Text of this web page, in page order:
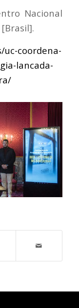
Nacional
coordena-
lancada-